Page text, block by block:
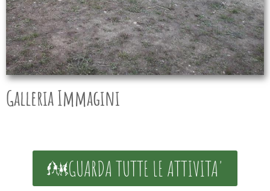
Galleria Immagini
GUARDA TUTTE LE ATTIVITA'